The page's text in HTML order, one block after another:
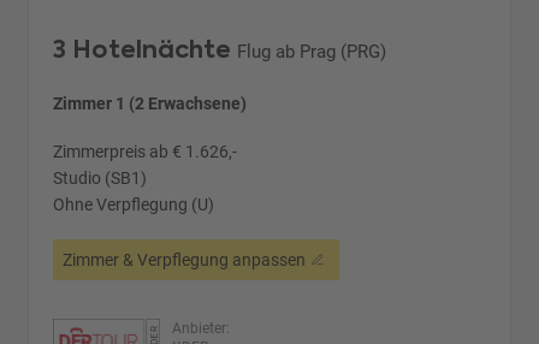
3 Hotelnächte Flug ab Prag (PRG)
Zimmer 1 (2 Erwachsene)
Zimmerpreis ab € 1.626,-
Studio (SB1)
Ohne Verpflegung (U)
Zimmer & Verpflegung anpassen
Anbieter: